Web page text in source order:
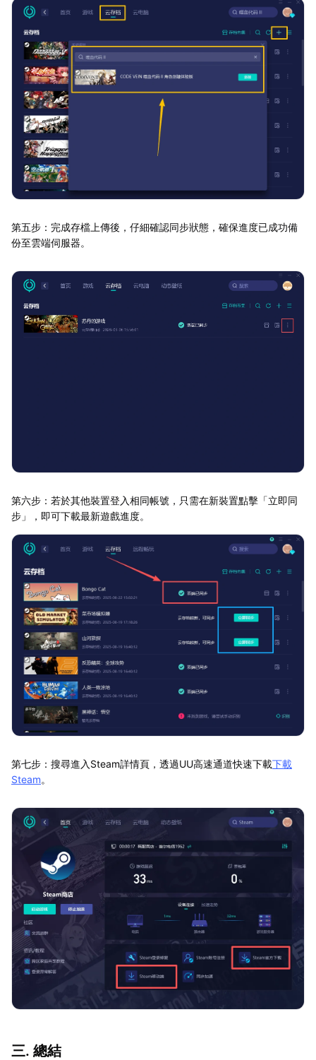
第五步：完成存檔上傳後，仔細確認同步狀態，確保進度已成功備
份至雲端伺服器。
第六步：若於其他裝置登入相同帳號，只需在新裝置點擊「立即同
步」，即可下載最新遊戲進度。
第七步：搜尋進入Steam詳情頁，透過UU高速通道快速下載下載
Steam。
三. 總結